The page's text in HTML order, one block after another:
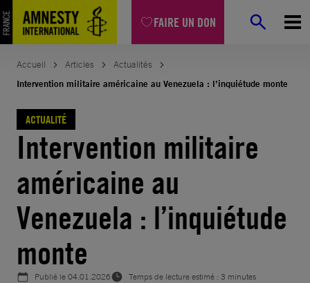
FAIRE UN DON
Aller
au
contenu
Accueil Articles
Actualités
Intervention militaire américaine au Venezuela : l’inquiétude monte
ACTUALITÉ
Intervention militaire
américaine au
Venezuela : l’inquiétude
monte
Publié le04.01.2026
Temps de lecture estimé : 3 minutes